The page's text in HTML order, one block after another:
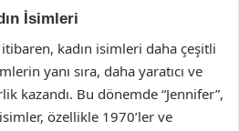
İsimleri
itibaren, kadın isimleri daha çeşitli
yanı sıra, daha yaratıcı ve
kazandı. Bu dönemde “Jennifer”,
isimler, özellikle 1970’ler ve